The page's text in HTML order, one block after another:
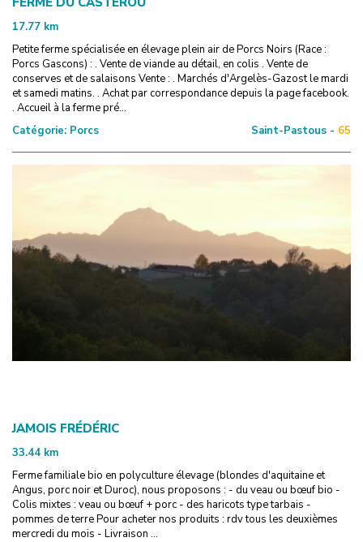
17.77 km
Petite ferme spécialisée en élevage plein air de Porcs Noirs (Race :
Porcs Gascons) : . Vente de viande au détail, en colis . Vente de
conserves et de salaisons Vente : . Marchés d'Argelès-Gazost le mardi
et samedi matins. . Achat par correspondance depuis la page facebook.
. Accueil à la ferme pré...
Catégorie: Porcs Saint-Pastous - 65
JAMOIS FRÉDÉRIC
33.44 km
Ferme familiale bio en polyculture élevage (blondes d'aquitaine et
Angus, porc noir et Duroc), nous proposons : - du veau ou bœuf bio -
Colis mixtes : veau ou bœuf + porc - des haricots type tarbais -
pommes de terre Pour acheter nos produits : rdv tous les deuxièmes
mercredi du mois - Livraison ...